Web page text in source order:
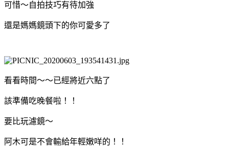
可惜～自拍技巧有待加強
還是媽媽鏡頭下的你可愛多了
看看時間～～已經將近六點了
該準備吃晚餐啦！！
要比玩濾鏡～
阿木可是不會輸給年輕嫩咩的！！